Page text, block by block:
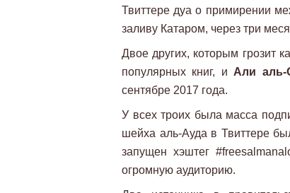
Твиттере дуа о примирении
заливу Катаром, через три
Двое других, которым грозит
популярных книг, и Али аль-
сентябре 2017 года.
У всех троих была масса
шейха аль-Ауда в Твиттере
запущен хэштег
огромную аудиторию.